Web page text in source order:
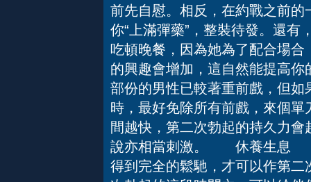
前先自慰。相反，在約戰之前
你“上滿彈藥”，整裝待發。還有
吃頓晚餐，因為她為了配合場
的興趣會增加，這自然能提
部份的男性已較著重前戲，但
時，最好免除所有前戲，來個
間越快，第二次勃起的持久力
說亦相當刺激。 休養生息
得到完全的鬆馳，才可以作第